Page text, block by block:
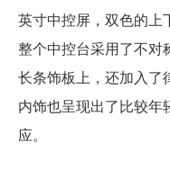
英寸中控屏，双色的上
整个中控台采用了不对
长条饰板上，还加入了
内饰也呈现出了比较年
应。